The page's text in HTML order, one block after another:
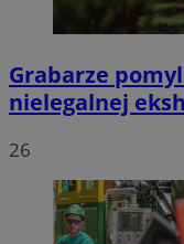
Grabarze
nielegalnej
26